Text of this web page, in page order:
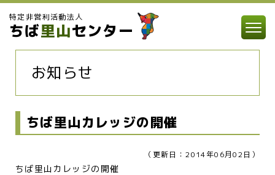
特定非営利活動法人
ちば里山センター
お知らせ
ちば里山カレッジの開催
（更新日：2014年06月02日）
ちば里山カレッジの開催